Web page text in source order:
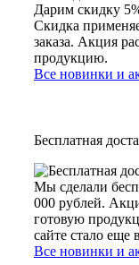
Дарим скидку
Скидка
заказа. Акция
продукцию.
Все новинки и
Бесплатная
Мы сделали
000 рублей.
готовую
сайте стало еще
Все новинки и